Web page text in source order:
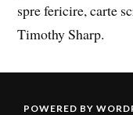
spre fericire, carte
Timothy Sharp.
POWERED BY